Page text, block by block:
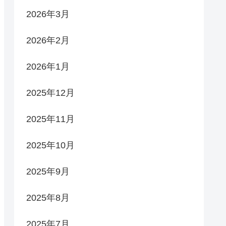
2026年3月
2026年2月
2026年1月
2025年12月
2025年11月
2025年10月
2025年9月
2025年8月
2025年7月